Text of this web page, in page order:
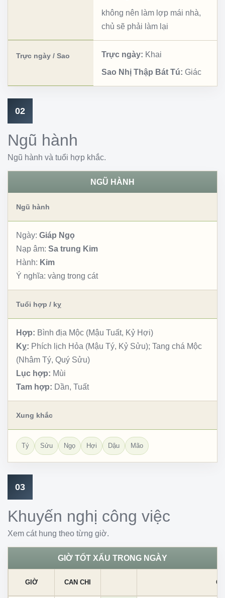
không nên làm lợp mái nhà,
chủ sẽ phải làm lại
Trực ngày / Sao Trực ngày: Khai
Sao Nhị Thập Bát Tú: Giác
02
Ngũ hành
Ngũ hành và tuổi hợp khắc.
NGŨ HÀNH
Ngũ hành
Ngày: Giáp Ngọ
Nạp âm: Sa trung Kim
Hành: Kim
Ý nghĩa: vàng trong cát
Tuổi hợp / kỵ
Hợp: Bình địa Mộc (Mậu Tuất, Kỷ Hợi)
Kỵ: Phích lịch Hỏa (Mậu Tý, Kỷ Sửu); Tang chá Mộc
(Nhâm Tý, Quý Sửu)
Lục hợp: Mùi
Tam hợp: Dần, Tuất
Xung khắc
Tý Sửu Ngọ Hợi Dậu Mão
03
Khuyến nghị công việc
Xem cát hung theo từng giờ.
GIỜ TỐT XẤU TRONG NGÀY
GIỜ CAN CHI